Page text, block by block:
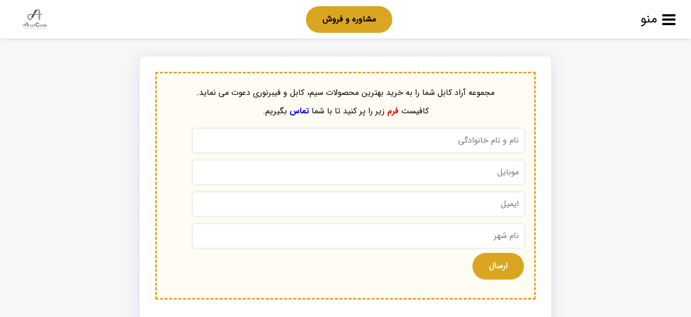
منو مشاوره و فروش
مجموعه آراد کابل شما را به خرید بهترین محصولات سیم، کابل و فیبرنوری دعوت می نماید.
کافیستفرم زیر را پر کنید تا با شماتماس بگیریم.